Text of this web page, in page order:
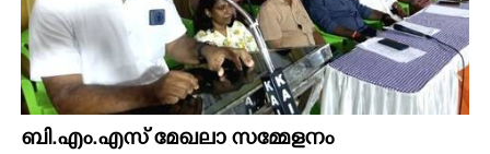
LIFESTYLE
SPIRITUAL
INFO+
ബി.എം.എസ് മേഖലാ സമ്മേളനം